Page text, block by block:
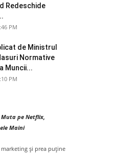
Redeschide
PM
de Ministrul
Normative
Muncii...
PM
Muta pe Netflix,
Maini
și prea puține